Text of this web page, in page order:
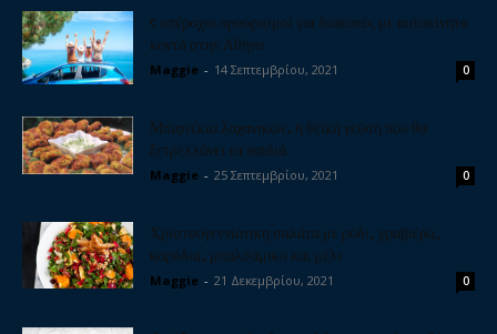
5 υπέροχοι προορισμοί για διακοπές με αυτοκίνητο
κοντά στην Αθήνα
Maggie - 14 Σεπτεμβρίου, 2021 0
Μπιφτέκια λαχανικών, η θεϊκή γεύση που θα
ξετρελλάνει τα παιδιά
Maggie - 25 Σεπτεμβρίου, 2021 0
Χριστουγεννιάτικη σαλάτα με ρόδι, γραβιέρα,
καρύδια, μπαλσάμικο και μέλι
Maggie - 21 Δεκεμβρίου, 2021 0